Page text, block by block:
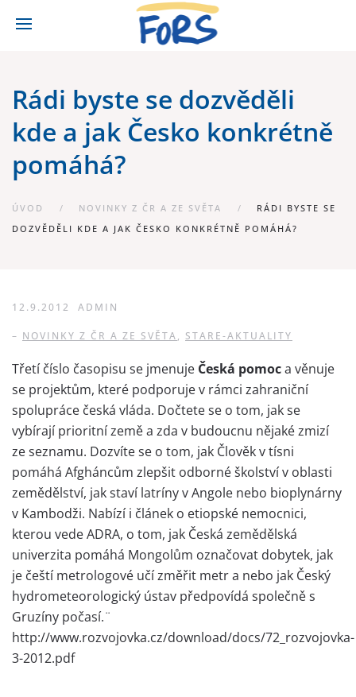
Rádi byste se dozvěděli
kde a jak Česko konkrétně
pomáhá?
ÚVOD NOVINKY Z ČR A ZE SVĚTA
RÁDI BYSTE SE
DOZVĚDĚLI KDE A JAK ČESKO KONKRÉTNĚ POMÁHÁ?
12.9.2012 ADMIN
– NOVINKY Z ČR A ZE SVĚTA, STARE-AKTUALITY
Třetí číslo časopisu se jmenuje Česká pomoca věnuje
se projektům, které podporuje v rámci zahraniční
spolupráce česká vláda. Dočtete se o tom, jak se
vybírají prioritní země a zda v budoucnu nějaké zmizí
ze seznamu. Dozvíte se o tom, jak Člověk v tísni
pomáhá Afgháncům zlepšit odborné školství v oblasti
zemědělství, jak staví latríny v Angole nebo bioplynárny
v Kambodži. Nabízí i článek o etiopské nemocnici,
kterou vede ADRA, o tom, jak Česká zemědělská
univerzita pomáhá Mongolům označovat dobytek, jak
je čeští metrologové učí změřit metr a nebo jak Český
hydrometeorologický ústav předpovídá společně s
Gruzíny počasí.¨
http://www.rozvojovka.cz/download/docs/72_rozvojovka-
3-2012.pdf